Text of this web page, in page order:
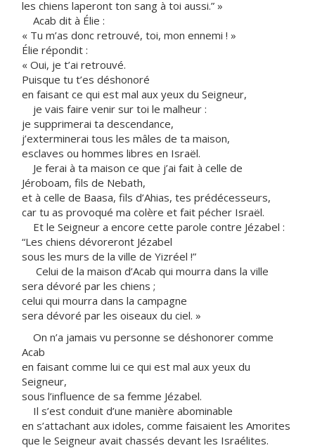
les chiens laperont ton sang à toi aussi.” »
Acab dit à Élie :
« Tu m’as donc retrouvé, toi, mon ennemi ! »
Élie répondit :
« Oui, je t’ai retrouvé.
Puisque tu t’es déshonoré
en faisant ce qui est mal aux yeux du Seigneur,
je vais faire venir sur toi le malheur :
je supprimerai ta descendance,
j’exterminerai tous les mâles de ta maison,
esclaves ou hommes libres en Israël.
Je ferai à ta maison ce que j’ai fait à celle de
Jéroboam, fils de Nebath,
et à celle de Baasa, fils d’Ahias, tes prédécesseurs,
car tu as provoqué ma colère et fait pécher Israël.
Et le Seigneur a encore cette parole contre Jézabel :
“Les chiens dévoreront Jézabel
sous les murs de la ville de Yizréel !”
Celui de la maison d’Acab qui mourra dans la ville
sera dévoré par les chiens ;
celui qui mourra dans la campagne
sera dévoré par les oiseaux du ciel. »
On n’a jamais vu personne se déshonorer comme
Acab
en faisant comme lui ce qui est mal aux yeux du
Seigneur,
sous l’influence de sa femme Jézabel.
Il s’est conduit d’une manière abominable
en s’attachant aux idoles, comme faisaient les Amorites
que le Seigneur avait chassés devant les Israélites.